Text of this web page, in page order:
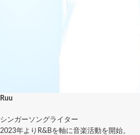
Ruu
シンガーソングライター
2023年よりR&Bを軸に音楽活動を開始。